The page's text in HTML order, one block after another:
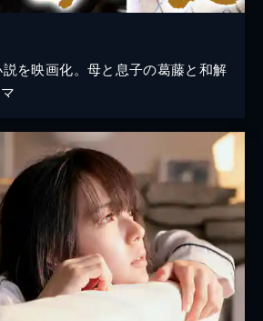
を映画化。母と息子の葛藤と和解